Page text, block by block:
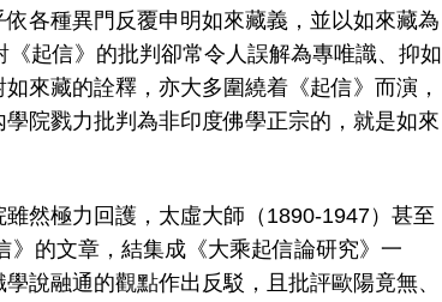
各種異門反覆申明如來藏義，並以如來藏為
《起信》的批判卻常令人誤解為專唯識、抑如
來藏的詮釋，亦大多圍繞着《起信》而演，
院戮力批判為非印度佛學正宗的，就是如來
然極力回護，太虛大師（1890-1947）甚至
》的文章，結集成《大乘起信論研究》一
說融通的觀點作出反駁，且批評歐陽竟無、